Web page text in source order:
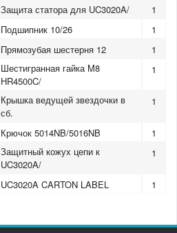
Защита статора для UC3020A/
1
Подшипник 10/26
1
Прямозубая шестерня 12
1
Шестигранная гайка M8
HR4500C/
1
Крышка ведущей звездочки в
сб.
1
Крючок 5014NB/5016NB
1
Защитный кожух цепи к
UC3020A/
1
UC3020A CARTON LABEL 1